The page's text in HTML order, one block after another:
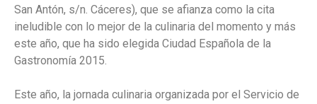
San Antón, s/n. Cáceres), que se afianza como la cita
ineludible con lo mejor de la culinaria del momento y más
este año, que ha sido elegida Ciudad Española de la
Gastronomía 2015.
Este año, la jornada culinaria organizada por el Servicio de